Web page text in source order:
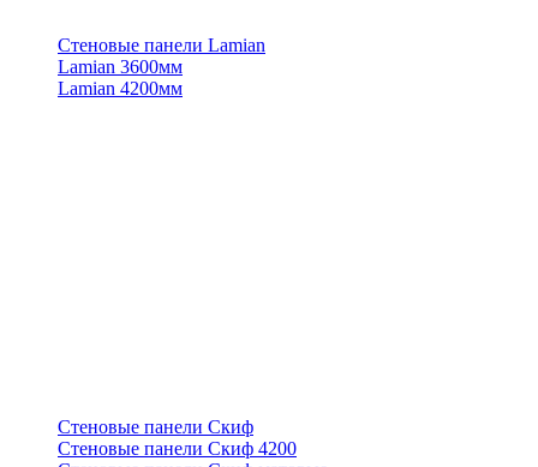
Стеновые панели Lamian
Lamian 3600мм
Lamian 4200мм
Стеновые панели Скиф
Стеновые панели Скиф 4200